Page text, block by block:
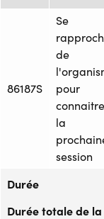
86187S
Se
de
pour
connaitre
la
session
Durée
Durée totale de